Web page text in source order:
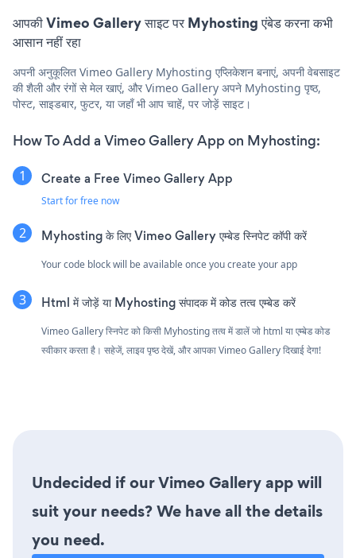
आपकी Vimeo Gallery साइट पर Myhosting एंबेड करना कभी
आसान नहीं रहा
अपनी अनुकूलित Vimeo Gallery Myhosting एप्लिकेशन बनाएं, अपनी वेबसाइट
की शैली और रंगों से मेल खाएं, और Vimeo Gallery अपने Myhosting पृष्ठ,
पोस्ट, साइडबार, फुटर, या जहाँ भी आप चाहें, पर जोड़ें साइट।
How To Add a Vimeo Gallery App on Myhosting:
Create a Free Vimeo Gallery App
Start for free now
Myhosting के लिए Vimeo Gallery एम्बेड स्निपेट कॉपी करें
Your code block will be available once you create your app
Html में जोड़ें या Myhosting संपादक में कोड तत्व एम्बेड करें
Vimeo Gallery स्निपेट को किसी Myhosting तत्व में डालें जो html या एम्बेड कोड
स्वीकार करता है। सहेजें, लाइव पृष्ठ देखें, और आपका Vimeo Gallery दिखाई देगा!
Undecided if our Vimeo Gallery app will
suit your needs? We have all the details
you need.